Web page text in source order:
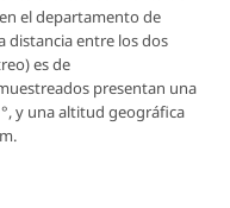
el departamento de
distancia entre los dos
es de
presentan una
y una altitud geográfica